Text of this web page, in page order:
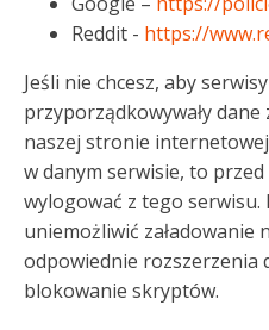
Reddit - https://
Jeśli nie chcesz, aby
przyporządkowywały
naszej stronie
w danym serwisie, to
wylogować z tego serwisu.
uniemożliwić załadowanie
odpowiednie rozszerzenia
blokowanie skryptów.